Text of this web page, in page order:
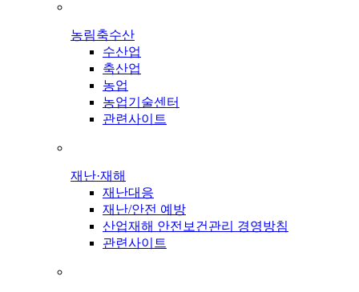
농림축수산
수산업
축산업
농업
농업기술센터
관련사이트
재난·재해
재난대응
재난/안전 예방
산업재해 안전보건관리 경영방침
관련사이트